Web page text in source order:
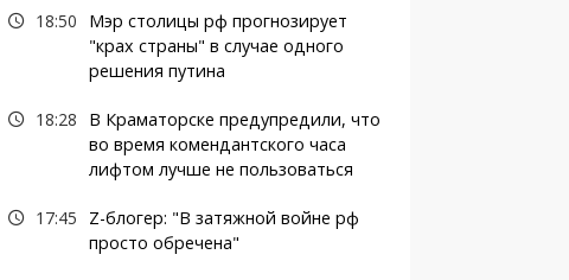
18:50
Мэр столицы рф прогнозирует
"крах страны" в случае одного
решения путина
18:28
В Краматорске предупредили, что
во время комендантского часа
лифтом лучше не пользоваться
17:45
Z-блогер: "В затяжной войне рф
просто обречена"